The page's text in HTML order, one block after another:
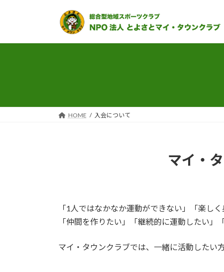
ン
ー
HOME 入会について
マイ・
「1人ではなかなか運動ができない」「楽しく
「仲間を作りたい」「継続的に運動したい」
マイ・タウンクラブでは、一緒に活動したい